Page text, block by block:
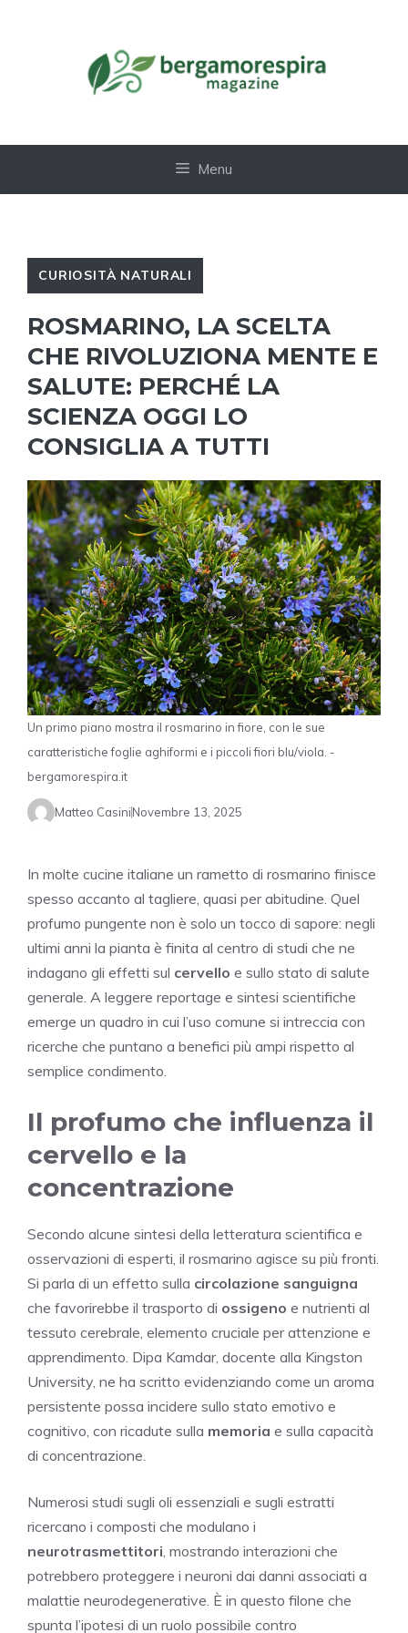
Menu
CURIOSITÀ NATURALI
ROSMARINO, LA SCELTA
CHE RIVOLUZIONA MENTE E
SALUTE: PERCHÉ LA
SCIENZA OGGI LO
CONSIGLIA A TUTTI
Un primo piano mostra il rosmarino in fiore, con le sue
caratteristiche foglie aghiformi e i piccoli fiori blu/viola. -
bergamorespira.it
Matteo CasiniNovembre 13, 2025
In molte cucine italiane un rametto di rosmarino finisce
spesso accanto al tagliere, quasi per abitudine. Quel
profumo pungente non è solo un tocco di sapore: negli
ultimi anni la pianta è finita al centro di studi che ne
indagano gli effetti sul cervello e sullo stato di salute
generale. A leggere reportage e sintesi scientifiche
emerge un quadro in cui l’uso comune si intreccia con
ricerche che puntano a benefici più ampi rispetto al
semplice condimento.
Il profumo che influenza il
cervello e la
concentrazione
Secondo alcune sintesi della letteratura scientifica e
osservazioni di esperti, il rosmarino agisce su più fronti.
Si parla di un effetto sulla circolazione sanguigna
che favorirebbe il trasporto di ossigeno e nutrienti al
tessuto cerebrale, elemento cruciale per attenzione e
apprendimento. Dipa Kamdar, docente alla Kingston
University, ne ha scritto evidenziando come un aroma
persistente possa incidere sullo stato emotivo e
cognitivo, con ricadute sulla memoria e sulla capacità
di concentrazione.
Numerosi studi sugli oli essenziali e sugli estratti
ricercano i composti che modulano i
neurotrasmettitori, mostrando interazioni che
potrebbero proteggere i neuroni dai danni associati a
malattie neurodegenerative. È in questo filone che
spunta l’ipotesi di un ruolo possibile contro